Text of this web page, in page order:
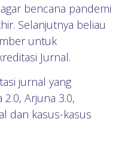
bencana pandemi
Selanjutnya beliau
untuk
Jurnal.
jurnal yang
Arjuna 3.0,
dan kasus-kasus